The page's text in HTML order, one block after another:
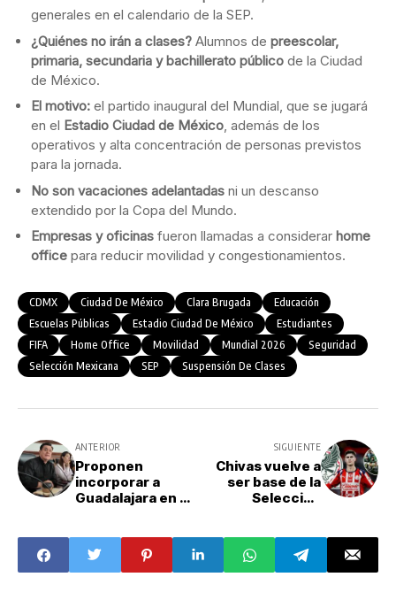
generales en el calendario de la SEP.
¿Quiénes no irán a clases? Alumnos de preescolar,
primaria, secundaria y bachillerato público de la Ciudad
de México.
El motivo: el partido inaugural del Mundial, que se jugará
en el Estadio Ciudad de México, además de los
operativos y alta concentración de personas previstos
para la jornada.
No son vacaciones adelantadas ni un descanso
extendido por la Copa del Mundo.
Empresas y oficinas fueron llamadas a considerar home
office para reducir movilidad y congestionamientos.
CDMX Ciudad De México Clara Brugada
Educación
Escuelas Públicas
Estadio Ciudad De México
Estudiantes
FIFA
Home Office Movilidad Mundial 2026
Seguridad
Selección Mexicana
SEP Suspensión De Clases
ANTERIOR
Proponen
incorporar a
Guadalajara en el
Bienestar del
Gobierno de
México
SIGUIENTE
Chivas vuelve a
ser base de la
Selección